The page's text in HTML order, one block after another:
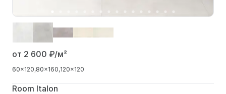
от 2 600 ₽/м²
60x120 80x160 120x120
Room Italon